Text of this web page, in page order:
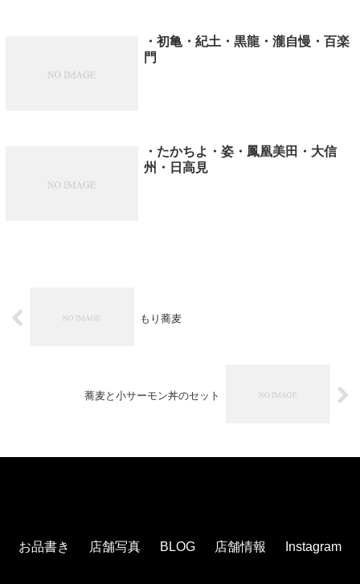
・初亀・紀土・黒龍・瀧自慢・百楽
門
・たかちよ・姿・鳳凰美田・大信
州・日高見
もり蕎麦
蕎麦と小サーモン丼のセット
お品書き 店舗写真 BLOG 店舗情報 Instagram